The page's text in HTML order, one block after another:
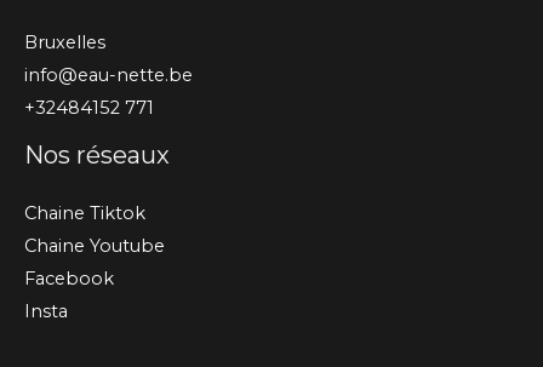
Bruxelles
info@eau-nette.be
+32484152 771
Nos réseaux
Chaine Tiktok
Chaine Youtube
Facebook
Insta